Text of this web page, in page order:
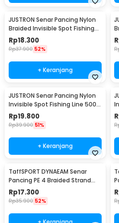
JUSTRON Senar Pancing Nylon
Braided Invisible Spot Fishing
Line 500M 1.2 - DPLS
Rp18.300
Rp37.900 52%
+ Keranjang
JUSTRON Senar Pancing Nylon
Invisible Spot Fishing Line 500M
4.0 - MR-500M
Rp19.800
Rp39.900 51%
+ Keranjang
TaffSPORT DYNAEAM Senar
Pancing PE 4 Braided Strand
Fishing Line 100M 0.2 - FM10
Rp17.300
Rp35.900 52%